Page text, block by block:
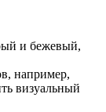
и бежевый,
например,
визуальный